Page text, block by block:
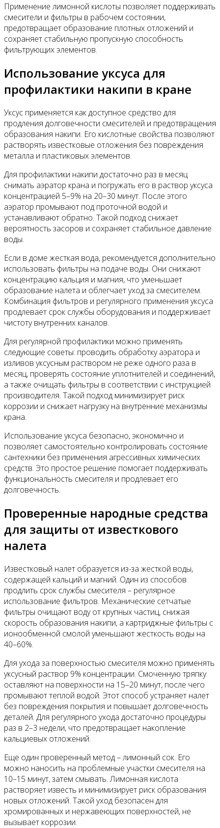
Применение лимонной кислоты позволяет поддерживать
смесители и фильтры в рабочем состоянии,
предотвращает образование плотных отложений и
сохраняет стабильную пропускную способность
фильтрующих элементов.
Использование уксуса для
профилактики накипи в кране
Уксус применяется как доступное средство для
продления долговечности смесителей и предотвращения
образования накипи. Его кислотные свойства позволяют
растворять известковые отложения без повреждения
металла и пластиковых элементов.
Для профилактики накипи достаточно раз в месяц
снимать аэратор крана и погружать его в раствор уксуса
концентрацией 5–9% на 20–30 минут. После этого
аэратор промывают под проточной водой и
устанавливают обратно. Такой подход снижает
вероятность засоров и сохраняет стабильное давление
воды.
Если в доме жесткая вода, рекомендуется дополнительно
использовать фильтры на подаче воды. Они снижают
концентрацию кальция и магния, что уменьшает
образование налета и облегчает уход за смесителем.
Комбинация фильтров и регулярного применения уксуса
продлевает срок службы оборудования и поддерживает
чистоту внутренних каналов.
Для регулярной профилактики можно применять
следующие советы: проводить обработку аэратора и
изливов уксусным раствором не реже одного раза в
месяц, проверять состояние уплотнителей и соединений,
а также очищать фильтры в соответствии с инструкцией
производителя. Такой подход минимизирует риск
коррозии и снижает нагрузку на внутренние механизмы
крана.
Использование уксуса безопасно, экономично и
позволяет самостоятельно контролировать состояние
сантехники без применения агрессивных химических
средств. Это простое решение помогает поддерживать
функциональность смесителя и продлевает его
долговечность.
Проверенные народные средства
для защиты от известкового
налета
Известковый налет образуется из-за жесткой воды,
содержащей кальций и магний. Один из способов
продлить срок службы смесителя – регулярное
использование фильтров. Механические сетчатые
фильтры очищают воду от крупных частиц, снижая
скорость образования накипи, а картриджные фильтры с
ионообменной смолой уменьшают жесткость воды на
40–60%.
Для ухода за поверхностью смесителя можно применять
уксусный раствор 9% концентрации. Смоченную тряпку
оставляют на поверхности на 15–20 минут, после чего
промывают теплой водой. Этот способ устраняет налет
без повреждения покрытия и повышает долговечность
деталей. Для регулярного ухода достаточно процедуры
раз в 2–3 недели, что предотвращает накопление
кальциевых отложений.
Еще один проверенный метод – лимонный сок. Его
можно наносить на проблемные участки смесителя на
10–15 минут, затем смывать. Лимонная кислота
растворяет известь и минимизирует риск образования
новых отложений. Такой уход безопасен для
хромированных и нержавеющих поверхностей, не
вызывает коррозии.